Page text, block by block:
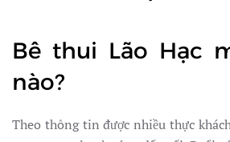
Bê thui Lão Hạc
nào?
Theo thông tin được nhiều thực